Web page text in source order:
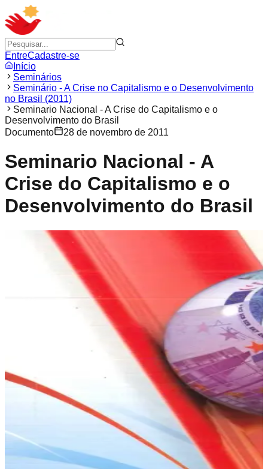
EntreCadastre-se
Início
Seminários
Seminário - A Crise no Capitalismo e o Desenvolvimento
no Brasil (2011)
Seminario Nacional - A Crise do Capitalismo e o
Desenvolvimento do Brasil
Documento
28 de novembro de 2011
Seminario Nacional - A
Crise do Capitalismo e o
Desenvolvimento do Brasil